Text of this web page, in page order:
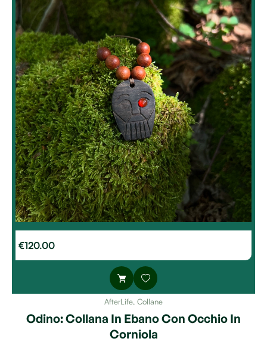
€120.00
AfterLife, Collane
Odino: Collana In Ebano Con Occhio In
Corniola